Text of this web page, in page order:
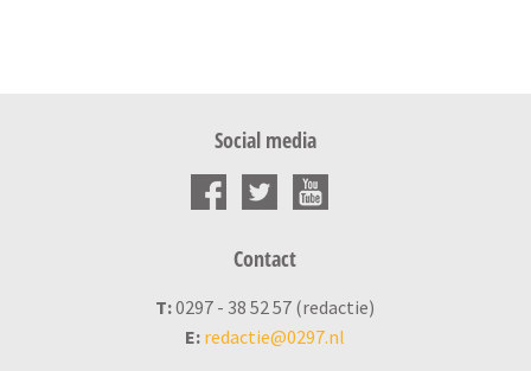
Social media
Contact
T:0297 - 38 52 57 (redactie)
E: redactie@0297.nl